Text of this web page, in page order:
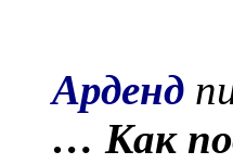
Арденд
… Как